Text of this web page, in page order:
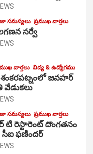
సమస్యలు ప్రముఖ వార్తలు
సర్వే
వార్తలు విద్య & ఉద్యోగము
శంకరపట్నంలో జవహర్
సమస్యలు ప్రముఖ వార్తలు
టి రెస్టారెంట్ దొంగతనం
సీఐ ఫణిందర్